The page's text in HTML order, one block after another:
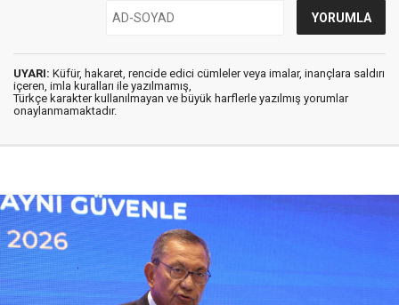
UYARI: Küfür, hakaret, rencide edici cümleler veya imalar, inançlara saldırı
içeren, imla kuralları ile yazılmamış,
Türkçe karakter kullanılmayan ve büyük harflerle yazılmış yorumlar
onaylanmamaktadır.